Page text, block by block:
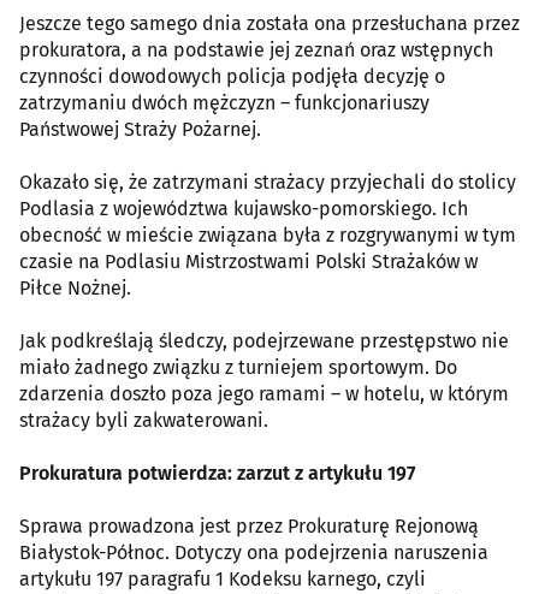
Jeszcze tego samego dnia została ona przesłuchana przez
prokuratora, a na podstawie jej zeznań oraz wstępnych
czynności dowodowych policja podjęła decyzję o
zatrzymaniu dwóch mężczyzn – funkcjonariuszy
Państwowej Straży Pożarnej.
Okazało się, że zatrzymani strażacy przyjechali do stolicy
Podlasia z województwa kujawsko-pomorskiego. Ich
obecność w mieście związana była z rozgrywanymi w tym
czasie na Podlasiu Mistrzostwami Polski Strażaków w
Piłce Nożnej.
Jak podkreślają śledczy, podejrzewane przestępstwo nie
miało żadnego związku z turniejem sportowym. Do
zdarzenia doszło poza jego ramami – w hotelu, w którym
strażacy byli zakwaterowani.
Prokuratura potwierdza: zarzut z artykułu 197
Sprawa prowadzona jest przez Prokuraturę Rejonową
Białystok-Północ. Dotyczy ona podejrzenia naruszenia
artykułu 197 paragrafu 1 Kodeksu karnego, czyli